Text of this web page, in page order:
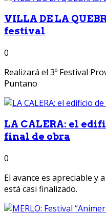
VILLA DE LA
festival
0
Realizará el 3º Festival
Puntano
LA CALERA: el
final de obra
0
El avance es apreciable y
está casi finalizado.